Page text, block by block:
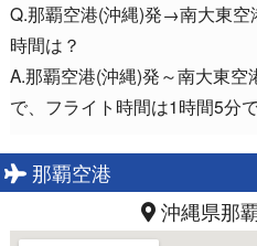
Q.那覇空港(沖縄)発→南大東空
時間は？
A.那覇空港(沖縄)発～南大東空
で、フライト時間は1時間5分で
那覇空港
沖縄県那